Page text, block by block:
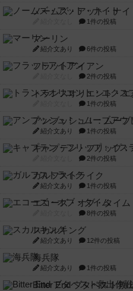
ノームズ・アット・ナイ
1件の投稿
マーリン
紹介文あり 6件の投稿
フラットアイアン
2件の投稿
トランスオリエント・エ
1件の投稿
アンブッシュ！：ムーブ
紹介文あり 1件の投稿
キャプテン・フリップ
2件の投稿
ガルフストライク
紹介文あり 1件の投稿
エコーズ・オブ・タイム
8件の投稿
スカルキング
紹介文あり 12件の投稿
海兵隊
紹介文あり 1件の投稿
Bitter End ブタペスト救